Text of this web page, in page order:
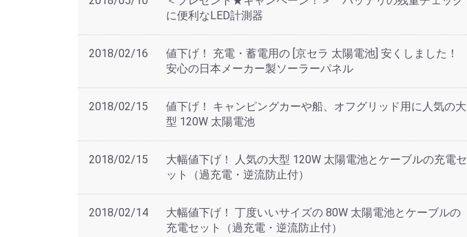
に便利なLED計測器
2018/02/16
値下げ！ 充電・蓄電用の [京セラ 太陽電池] 安くしました！
安心の日本メーカー製ソーラーパネル
2018/02/15
値下げ！ キャンピングカーや船、オフグリッド用に人気の大
型 120W 太陽電池
2018/02/15
大幅値下げ！ 人気の大型 120W 太陽電池とケーブルの充電セ
ット（過充電・逆流防止付）
2018/02/14
大幅値下げ！ 丁度いいサイズの 80W 太陽電池とケーブルの
充電セット（過充電・逆流防止付）